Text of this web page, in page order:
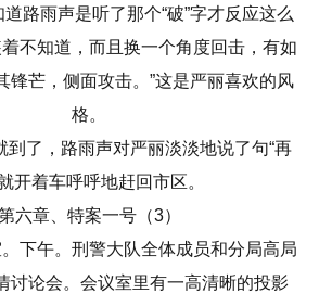
雨声是听了那个“破”字才反应这么
不知道，而且换一个角度回击，有如
锋芒，侧面攻击。”这是严丽喜欢的风
格。
到了，路雨声对严丽淡淡地说了句“再
开着车呼呼地赶回市区。
六章、特案一号（3）
下午。刑警大队全体成员和分局高局
讨论会。会议室里有一高清晰的投影